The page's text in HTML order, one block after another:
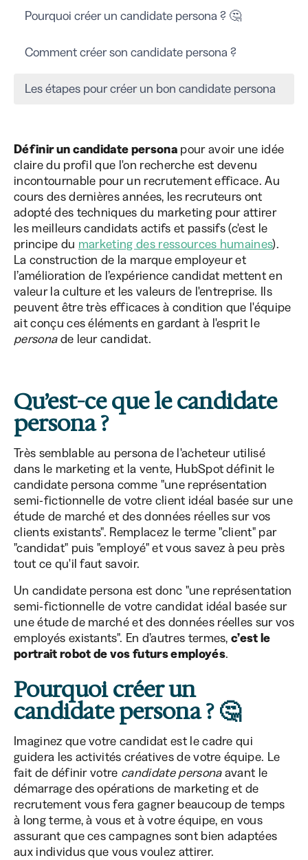
Pourquoi créer un candidate persona ? 🤔
Comment créer son candidate persona ?
Les étapes pour créer un bon candidate persona
Définir un candidate personapour avoir une idée
claire du profil que l'on recherche est devenu
incontournable pour un recrutement efficace. Au
cours des dernières années, les recruteurs ont
adopté des techniques du marketing pour attirer
les meilleurs candidats actifs et passifs (c'est le
principe du marketing des ressources humaines).
La construction de la marque employeur et
l’amélioration de l’expérience candidat mettent en
valeur la culture et les valeurs de l'entreprise. Ils
peuvent être très efficaces à condition que l'équipe
ait conçu ces éléments en gardant à l'esprit le
personade leur candidat.
Qu’est-ce que le candidate
persona?
Très semblable au persona de l'acheteur utilisé
dans le marketing et la vente, HubSpot définit le
candidate persona comme "une représentation
semi-fictionnelle de votre client idéal basée sur une
étude de marché et des données réelles sur vos
clients existants". Remplacez le terme "client" par
"candidat" puis "employé" et vous savez à peu près
tout ce qu'il faut savoir.
Un candidate persona est donc "une représentation
semi-fictionnelle de votre candidat idéal basée sur
une étude de marché et des données réelles sur vos
employés existants". En d’autres termes,c’est le
portrait robot de vos futurs employés.
Pourquoi créer un
candidate persona ? 🤔
Imaginez que votre candidat est le cadre qui
guidera les activités créatives de votre équipe. Le
fait de définir votre candidate personaavant le
démarrage des opérations de marketing et de
recrutement vous fera gagner beaucoup de temps
à long terme, à vous et à votre équipe, en vous
assurant que ces campagnes sont bien adaptées
aux individus que vous voulez attirer.